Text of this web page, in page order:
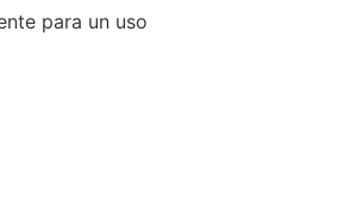
para un uso